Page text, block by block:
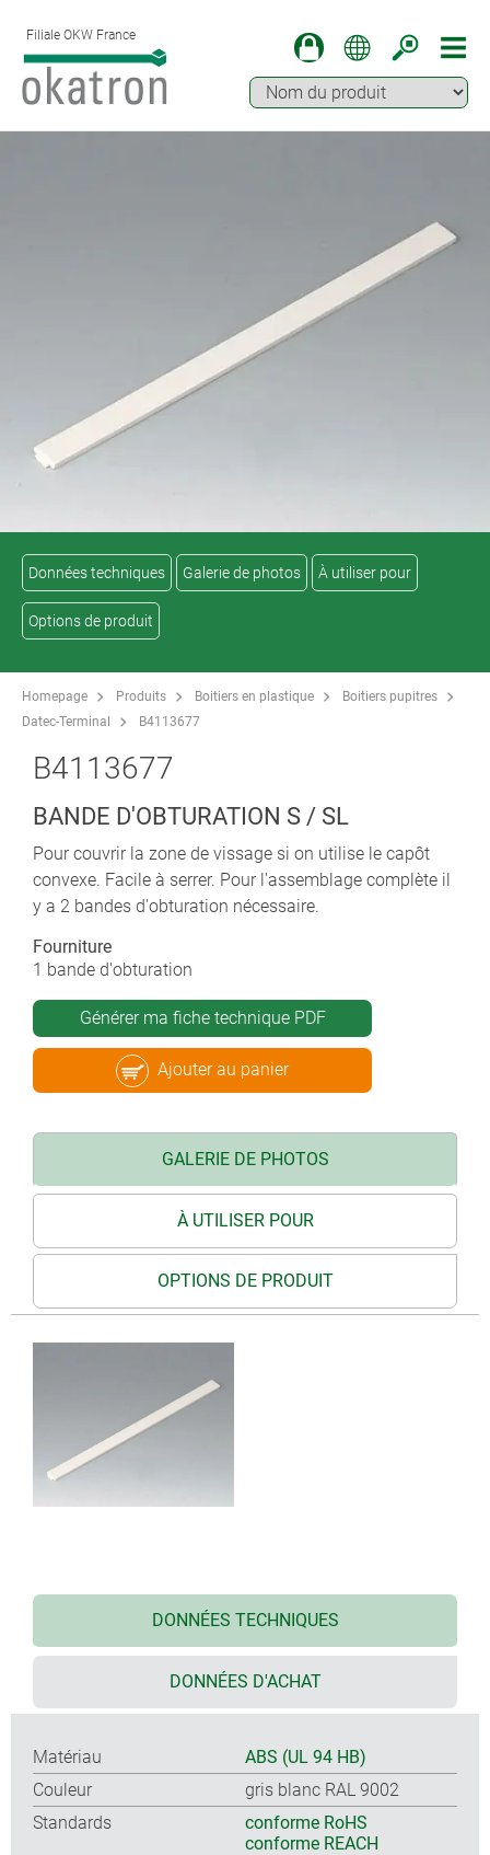
Filiale OKW France
Données techniques Galerie de photos À utiliser pour
Options de produit
Homepage Produits Boitiers en plastique
Boitiers pupitres
Datec-Terminal
B4113677
B4113677
BANDE D'OBTURATION S / SL
Pour couvrir la zone de vissage si on utilise le capôt
convexe. Facile à serrer. Pour l'assemblage complète il
y a 2 bandes d'obturation nécessaire.
Fourniture
1 bande d'obturation
Générer ma fiche technique PDF
Ajouter au panier
GALERIE DE PHOTOS
À UTILISER POUR
OPTIONS DE PRODUIT
DONNÉES TECHNIQUES
DONNÉES D'ACHAT
Matériau
ABS (UL 94 HB)
Couleur
gris blanc RAL 9002
Standards
conforme RoHS
conforme REACH